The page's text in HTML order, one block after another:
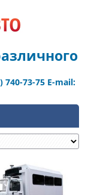
740-73-75 E-mail: